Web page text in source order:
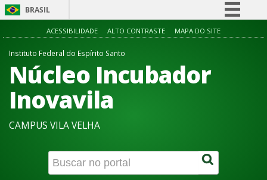
BRASIL
Simplifique!
Participe
Acesso à informação
ACESSIBILIDADE ALTO CONTRASTE MAPA DO SITE
Instituto Federal do Espírito Santo
Núcleo Incubador
Inovavila
CAMPUS VILA VELHA